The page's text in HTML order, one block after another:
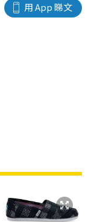
用 App 睇文